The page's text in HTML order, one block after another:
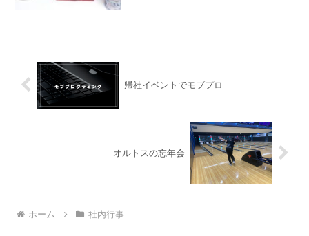
帰社イベントでモブプロ
オルトスの忘年会
ホーム 社内行事